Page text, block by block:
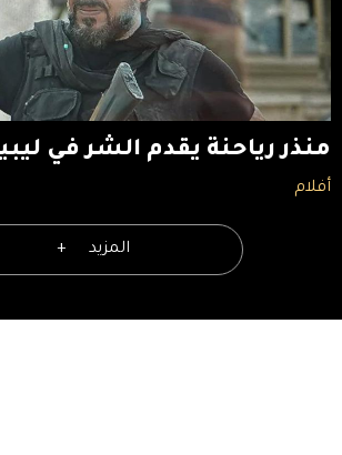
منذر رياحنة يقدم الشر في ليبيا
أفلام
المزيد